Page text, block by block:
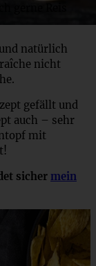
gerne Reis
natürlich
nicht
gefällt und
auch – sehr
mit
sicher mein